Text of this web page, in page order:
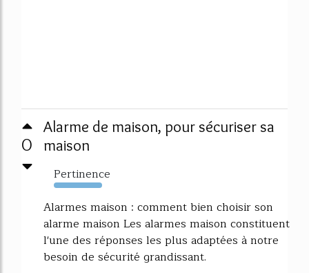
0
Alarme de maison, pour sécuriser sa
maison
Pertinence
3022%
Alarmes maison : comment bien choisir son
alarme maison Les alarmes maison constituent
l'une des réponses les plus adaptées à notre
besoin de sécurité grandissant.